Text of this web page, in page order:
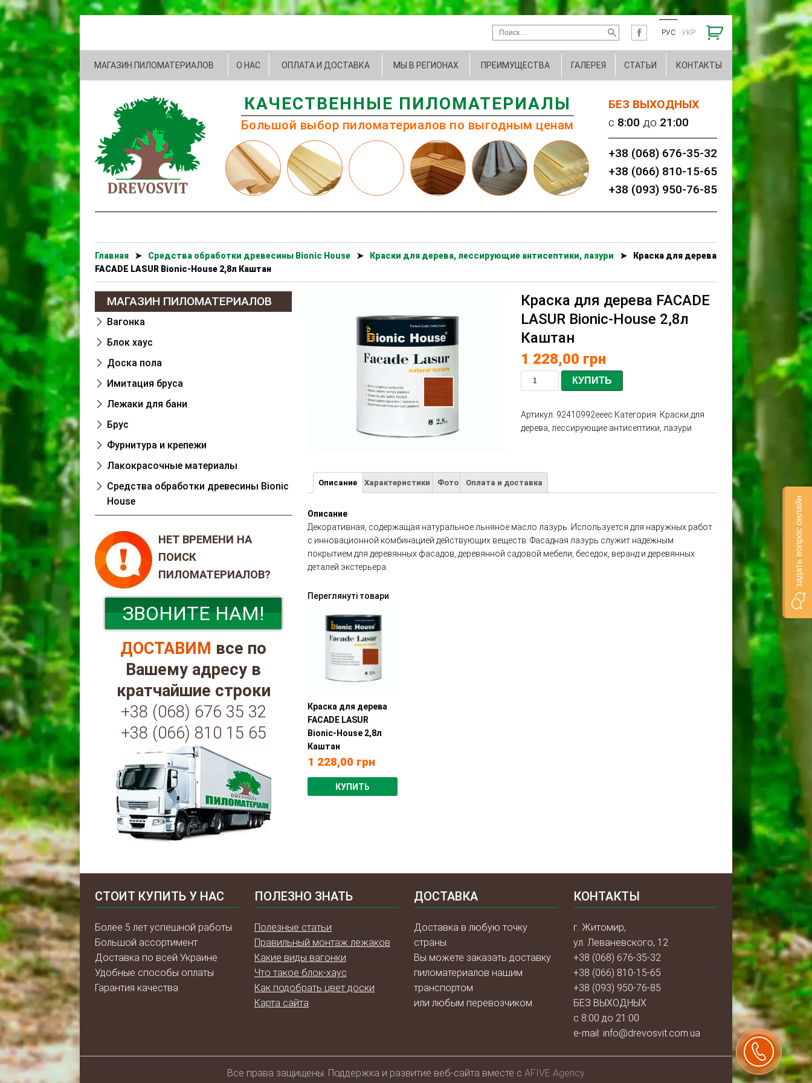
РУС УКР
МАГАЗИН ПИЛОМАТЕРИАЛОВ О НАС ОПЛАТА И ДОСТАВКА МЫ В РЕГИОНАХ ПРЕИМУЩЕСТВА ГАЛЕРЕЯ СТАТЬИ КОНТАКТЫ
БЕЗ ВЫХОДНЫХ
c 8:00 до 21:00
+38 (068) 676-35-32
+38 (066) 810-15-65
+38 (093) 950-76-85
КАЧЕСТВЕННЫЕ ПИЛОМАТЕРИАЛЫ
Большой выбор пиломатериалов по выгодным ценам
Главная ➤ Cредства обработки древесины Bionic House ➤ Краски для дерева, лессирующие антисептики, лазури ➤
Краска для дерева
FACADE LASUR Bionic-House 2,8л Каштан
Краска для дерева FACADE
LASUR Bionic-House 2,8л
Каштан
1 228,00 грн
КУПИТЬ
Артикул: 92410992eeec Категория: Краски для
дерева, лессирующие антисептики, лазури
Описание Характеристики Фото Оплата и доставка
Описание
Декоративная, содержащая натуральное льняное масло лазурь. Используется для наружных работ
с инновационной комбинацией действующих веществ. Фасадная лазурь служит надежным
покрытием для деревянных фасадов, деревянной садовой мебели, беседок, веранд и деревянных
деталей экстерьера.
Переглянуті товари
Краска для дерева
FACADE LASUR
Bionic-House 2,8л
Каштан
1 228,00грн
КУПИТЬ
МАГАЗИН ПИЛОМАТЕРИАЛОВ
Вагонка
Блок хаус
Доска пола
Имитация бруса
Лежаки для бани
Брус
Фурнитура и крепежи
Лакокрасочные материалы
Cредства обработки древесины Bionic
House
НЕТ ВРЕМЕНИ НА
ПОИСК
ПИЛОМАТЕРИАЛОВ?
ЗВОНИТЕ НАМ!
ДОСТАВИМ все по
Вашему адресу в
кратчайшие строки
+38 (068) 676 35 32
+38 (066) 810 15 65
СТОИТ КУПИТЬ У НАС
Более 5 лет успешной работы
Большой ассортимент
Доставка по всей Украине
Удобные способы оплаты
Гарантия качества
ПОЛЕЗНО ЗНАТЬ
Полезные статьи
Правильный монтаж лежаков
Какие виды вагонки
Что такое блок-хаус
Как подобрать цвет доски
Карта сайта
ДОСТАВКА
Доставка в любую точку
страны.
Вы можете заказать доставку
пиломатериалов нашим
транспортом
или любым перевозчиком.
КОНТАКТЫ
г. Житомир,
ул. Леваневского, 12
+38 (068) 676-35-32
+38 (066) 810-15-65
+38 (093) 950-76-85
БЕЗ ВЫХОДНЫХ
с 8:00 до 21:00
e-mail: info@drevosvit.com.ua
Всe права защищены. Поддержка и развитие веб-сайта вместе с AFIVE Agency
задать вопрос онлайн